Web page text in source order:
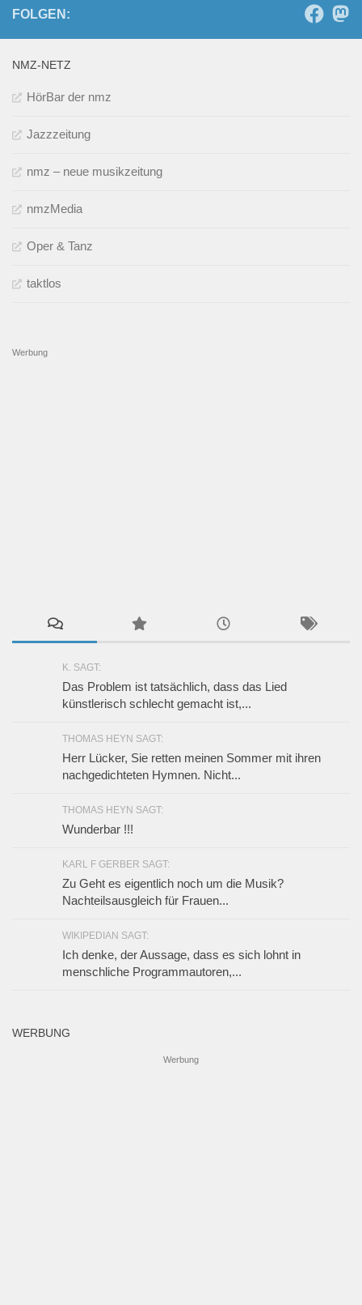
FOLGEN:
NMZ-NETZ
HörBar der nmz
Jazzzeitung
nmz – neue musikzeitung
nmzMedia
Oper & Tanz
taktlos
Werbung
K. SAGT:
Das Problem ist tatsächlich, dass das Lied
künstlerisch schlecht gemacht ist,...
THOMAS HEYN SAGT:
Herr Lücker, Sie retten meinen Sommer mit ihren
nachgedichteten Hymnen. Nicht...
THOMAS HEYN SAGT:
Wunderbar !!!
KARL F GERBER SAGT:
Zu Geht es eigentlich noch um die Musik?
Nachteilsausgleich für Frauen...
WIKIPEDIAN SAGT:
Ich denke, der Aussage, dass es sich lohnt in
menschliche Programmautoren,...
WERBUNG
Werbung